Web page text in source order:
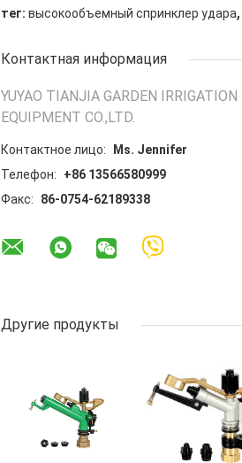
тег: высокообъемный спринклер удара,
Контактная информация
YUYAO TIANJIA GARDEN IRRIGATION
EQUIPMENT CO.,LTD.
Контактное лицо:
Ms. Jennifer
Телефон:
+86 13566580999
Факс:
86-0754-62189338
Другие продукты